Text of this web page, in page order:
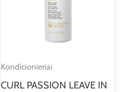
Kondicionieriai
CURL PASSION LEAVE IN